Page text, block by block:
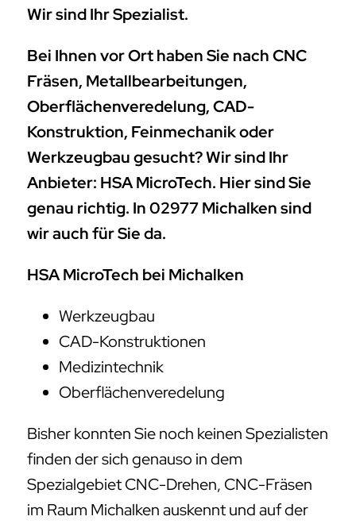
Wir sind Ihr Spezialist.
Bei Ihnen vor Ort haben Sie nach CNC
Fräsen, Metallbearbeitungen,
Oberflächenveredelung, CAD-
Konstruktion, Feinmechanik oder
Werkzeugbau gesucht? Wir sind Ihr
Anbieter: HSA MicroTech. Hier sind Sie
genau richtig. In 02977 Michalken sind
wir auch für Sie da.
HSA MicroTech bei Michalken
Werkzeugbau
CAD-Konstruktionen
Medizintechnik
Oberflächenveredelung
Bisher konnten Sie noch keinen Spezialisten
finden der sich genauso in dem
Spezialgebiet CNC-Drehen, CNC-Fräsen
im Raum Michalken auskennt und auf der